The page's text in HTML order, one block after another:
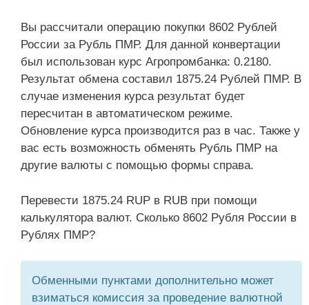
Вы рассчитали операцию покупки 8602 Рублей
России за Рубль ПМР. Для данной конвертации
был использован курс Агропромбанка: 0.2180.
Результат обмена составил 1875.24 Рублей ПМР. В
случае изменения курса результат будет
пересчитан в автоматическом режиме.
Обновление курса производится раз в час. Также у
вас есть возможность обменять Рубль ПМР на
другие валюты с помощью формы справа.
Перевести 1875.24 RUP в RUB при помощи
калькулятора валют. Сколько 8602 Рубля России в
Рублях ПМР?
Обменными пунктами дополнительно может
взиматься комиссия за проведение валютной